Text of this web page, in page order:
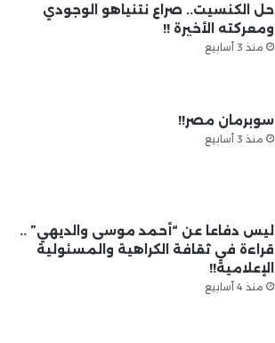
حل الكنسيت.. صراع نتنياهو الوجودي
ومعركته الأخيرة !!
منذ 3 أسابيع
سوبرمان مصر!!
منذ 3 أسابيع
ليس دفاعا عن “أحمد موسى والديهي” ..
قراءة في ثقافة الكراهية والمسئولية
الإعلامية!!
منذ 4 أسابيع